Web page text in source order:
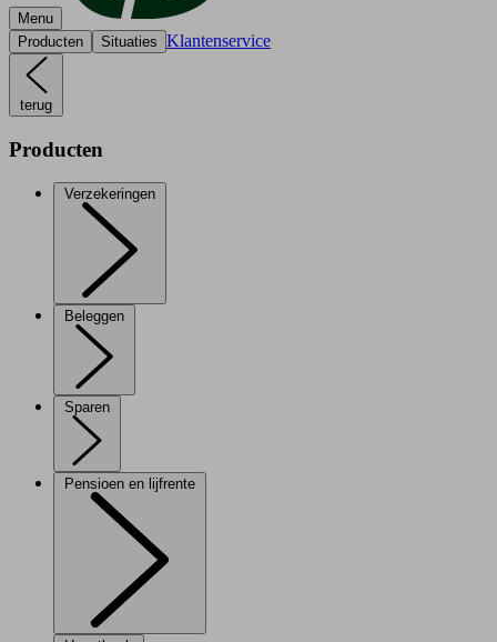
Menu
Producten
Situaties Klantenservice
terug
Producten
Verzekeringen
Beleggen
Sparen
Pensioen en lijfrente